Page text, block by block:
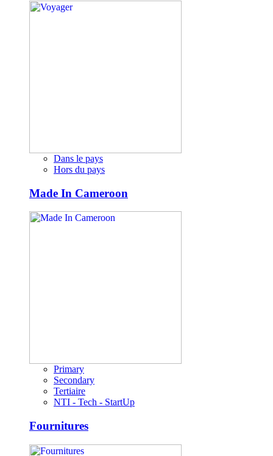
Dans le pays
Hors du pays
Made In Cameroon
Primary
Secondary
Tertiaire
NTI - Tech - StartUp
Fournitures